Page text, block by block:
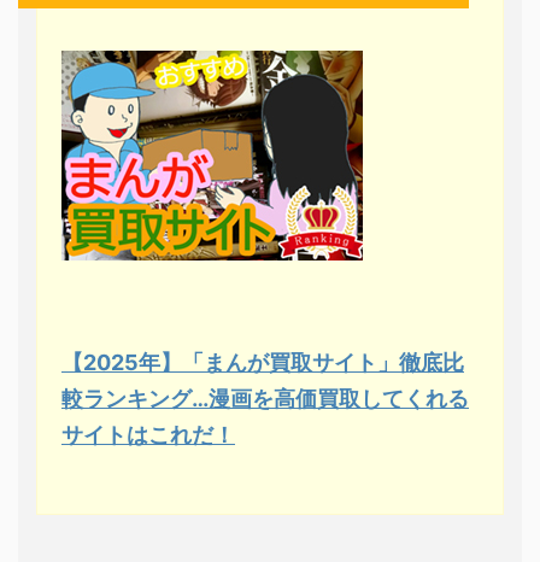
【2025年】「まんが買取サイト」徹底比
較ランキング…漫画を高価買取してくれる
サイトはこれだ！